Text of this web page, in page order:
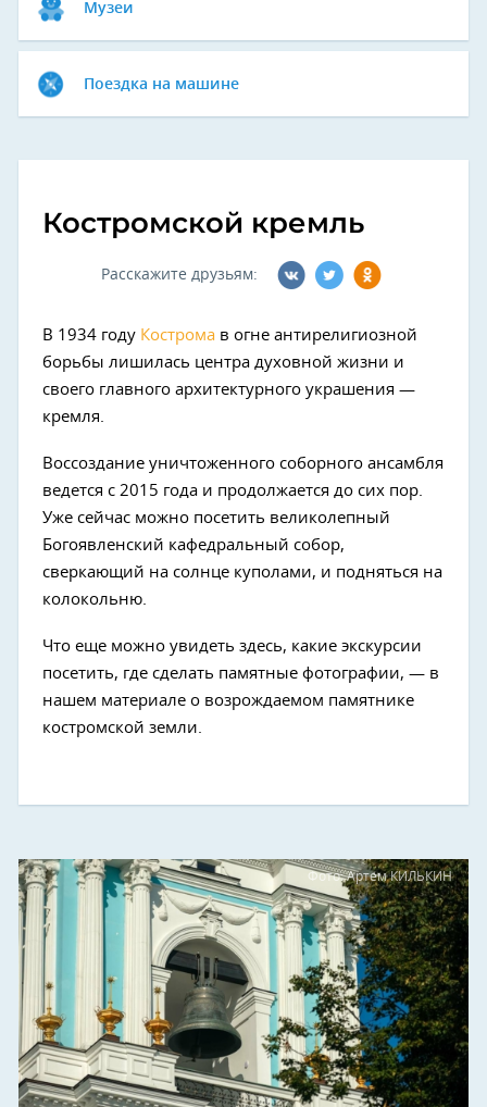
Музеи
Поездка на машине
Костромской кремль
Расскажите друзьям:
В 1934 году Кострома в огне антирелигиозной
борьбы лишилась центра духовной жизни и
своего главного архитектурного украшения —
кремля.
Воссоздание уничтоженного соборного ансамбля
ведется с 2015 года и продолжается до сих пор.
Уже сейчас можно посетить великолепный
Богоявленский кафедральный собор,
сверкающий на солнце куполами, и подняться на
колокольню.
Что еще можно увидеть здесь, какие экскурсии
посетить, где сделать памятные фотографии, — в
нашем материале о возрождаемом памятнике
костромской земли.
Фото: Артем КИЛЬКИН